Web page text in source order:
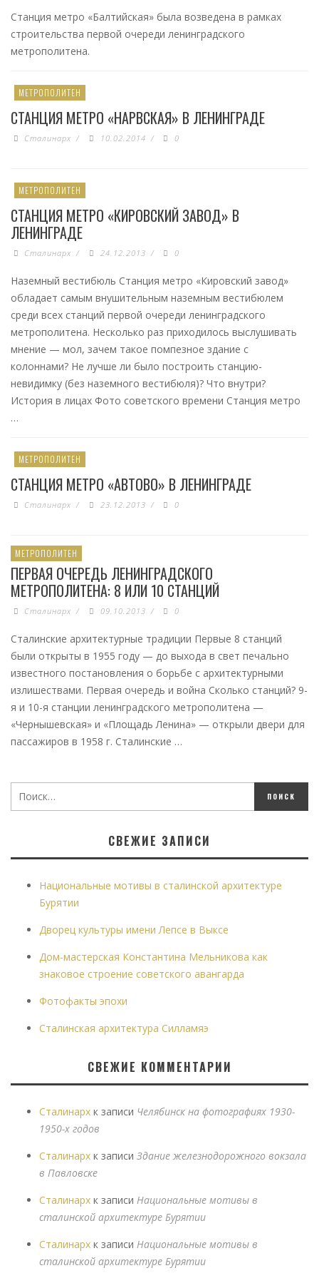
Станция метро «Балтийская» была возведена в рамках
строительства первой очереди ленинградского
метрополитена.
МЕТРОПОЛИТЕН
СТАНЦИЯ МЕТРО «НАРВСКАЯ» В ЛЕНИНГРАДЕ
Сталинарх / 10.02.2014 / 0
МЕТРОПОЛИТЕН
СТАНЦИЯ МЕТРО «КИРОВСКИЙ ЗАВОД» В
ЛЕНИНГРАДЕ
Сталинарх / 24.12.2013 / 0
Наземный вестибюль Станция метро «Кировский завод»
обладает самым внушительным наземным вестибюлем
среди всех станций первой очереди ленинградского
метрополитена. Несколько раз приходилось выслушивать
мнение — мол, зачем такое помпезное здание с
колоннами? Не лучше ли было построить станцию-
невидимку (без наземного вестибюля)? Что внутри?
История в лицах Фото советского времени Станция метро
…
МЕТРОПОЛИТЕН
СТАНЦИЯ МЕТРО «АВТОВО» В ЛЕНИНГРАДЕ
Сталинарх / 23.12.2013 / 0
МЕТРОПОЛИТЕН
ПЕРВАЯ ОЧЕРЕДЬ ЛЕНИНГРАДСКОГО
МЕТРОПОЛИТЕНА: 8 ИЛИ 10 СТАНЦИЙ
Сталинарх / 09.10.2013 / 0
Сталинские архитектурные традиции Первые 8 станций
были открыты в 1955 году — до выхода в свет печально
известного постановления о борьбе с архитектурными
излишествами. Первая очередь и война Сколько станций? 9-
я и 10-я станции ленинградского метрополитена —
«Чернышевская» и «Площадь Ленина» — открыли двери для
пассажиров в 1958 г. Сталинские …
СВЕЖИЕ ЗАПИСИ
Национальные мотивы в сталинской архитектуре
Бурятии
Дворец культуры имени Лепсе в Выксе
Дом-мастерская Константина Мельникова как
знаковое строение советского авангарда
Фотофакты эпохи
Сталинская архитектура Силламяэ
СВЕЖИЕ КОММЕНТАРИИ
Сталинарх к записи Челябинск на фотографиях 1930-
1950-х годов
Сталинарх к записи Здание железнодорожного вокзала
в Павловске
Сталинарх к записи Национальные мотивы в
сталинской архитектуре Бурятии
Сталинарх к записи Национальные мотивы в
сталинской архитектуре Бурятии